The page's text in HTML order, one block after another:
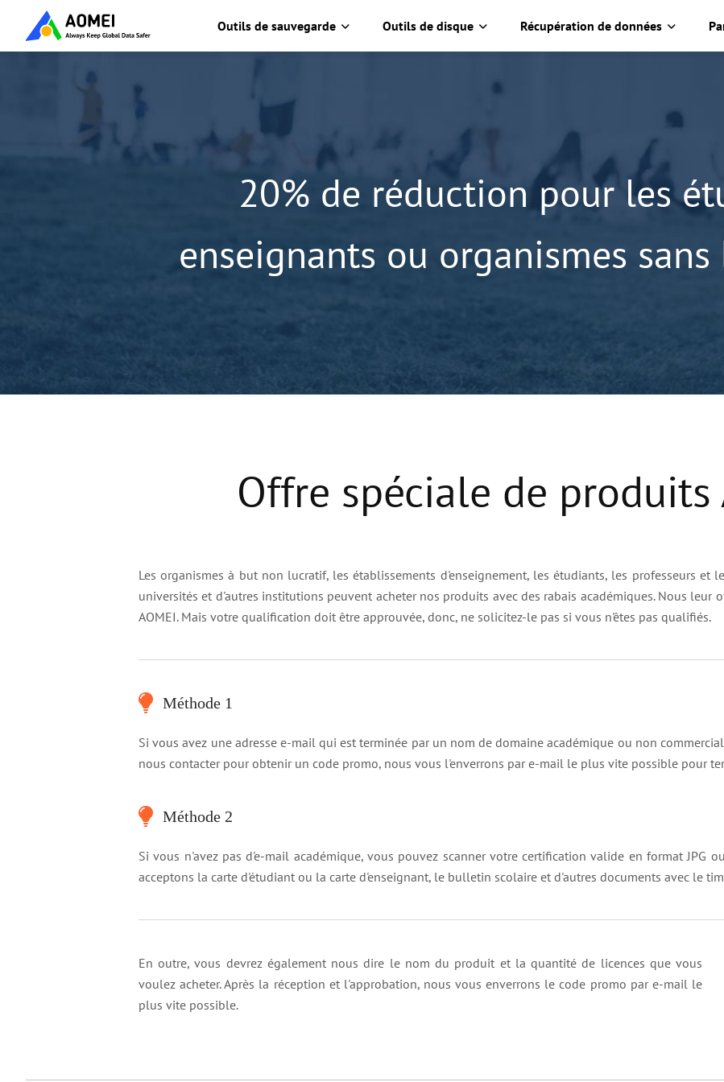
Outils de sauvegarde Outils de disque Récupération de données
20% de réduction pour les
enseignants ou organismes
Offre spéciale de produits
Les organismes à but non lucratif, les établissements d'enseignement, les étudiants, les professeurs et
universités et d'autres institutions peuvent acheter nos produits avec des rabais académiques. Nous leur
AOMEI. Mais votre qualification doit être approuvée, donc, ne solicitez-le pas si vous n'êtes pas qualifiés.
Méthode 1
Si vous avez une adresse e-mail qui est terminée par un nom de domaine académique ou non commercial
nous contacter pour obtenir un code promo, nous vous l'enverrons par e-mail le plus vite possible pour
Méthode 2
Si vous n'avez pas d'e-mail académique, vous pouvez scanner votre certification valide en format JPG
acceptons la carte d'étudiant ou la carte d'enseignant, le bulletin scolaire et d'autres documents avec le
En outre, vous devrez également nous dire le nom du produit et la quantité de licences que vous
voulez acheter. Après la réception et l'approbation, nous vous enverrons le code promo par e-mail le
plus vite possible.